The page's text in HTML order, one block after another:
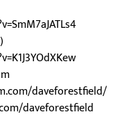
daveforestfield/
daveforestfield